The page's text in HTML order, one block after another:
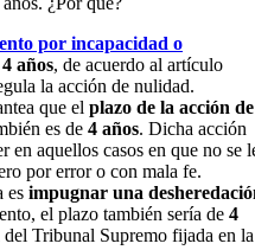
por incapacidad o
4 años, de acuerdo al artículo
la acción de nulidad.
que el plazo de la acción de
es de 4 años. Dicha acción
en aquellos casos en que no se
por error o con mala fe.
es impugnar una
el plazo también sería de 4
Tribunal Supremo fijada en la